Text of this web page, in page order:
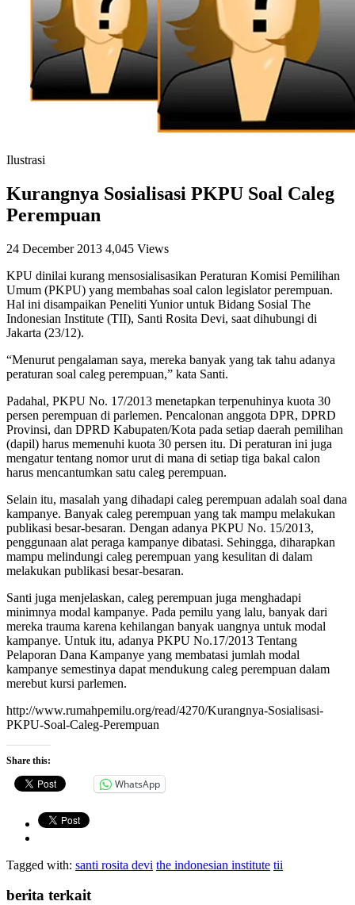
Ilustrasi
Kurangnya Sosialisasi PKPU Soal Caleg
Perempuan
24 December 2013 4,045 Views
KPU dinilai kurang mensosialisasikan Peraturan Komisi Pemilihan
Umum (PKPU) yang membahas soal calon legislator perempuan.
Hal ini disampaikan Peneliti Yunior untuk Bidang Sosial The
Indonesian Institute (TII), Santi Rosita Devi, saat dihubungi di
Jakarta (23/12).
“Menurut pengalaman saya, mereka banyak yang tak tahu adanya
peraturan soal caleg perempuan,” kata Santi.
Padahal, PKPU No. 17/2013 menetapkan terpenuhinya kuota 30
persen perempuan di parlemen. Pencalonan anggota DPR, DPRD
Provinsi, dan DPRD Kabupaten/Kota pada setiap daerah pemilihan
(dapil) harus memenuhi kuota 30 persen itu. Di peraturan ini juga
mengatur tentang nomor urut di mana di setiap tiga bakal calon
harus mencantumkan satu caleg perempuan.
Selain itu, masalah yang dihadapi caleg perempuan adalah soal dana
kampanye. Banyak caleg perempuan yang tak mampu melakukan
publikasi besar-besaran. Dengan adanya PKPU No. 15/2013,
penggunaan alat peraga kampanye dibatasi. Sehingga, diharapkan
mampu melindungi caleg perempuan yang kesulitan di dalam
melakukan publikasi besar-besaran.
Santi juga menjelaskan, caleg perempuan juga menghadapi
minimnya modal kampanye. Pada pemilu yang lalu, banyak dari
mereka trauma karena kehilangan banyak uangnya untuk modal
kampanye. Untuk itu, adanya PKPU No.17/2013 Tentang
Pelaporan Dana Kampanye yang membatasi jumlah modal
kampanye semestinya dapat mendukung caleg perempuan dalam
merebut kursi parlemen.
http://www.rumahpemilu.org/read/4270/Kurangnya-Sosialisasi-
PKPU-Soal-Caleg-Perempuan
Share this:
WhatsApp
Tagged with: santi rosita devi the indonesian institute tii
berita terkait